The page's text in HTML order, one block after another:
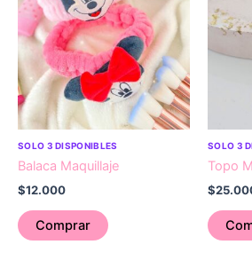
SOLO 3 DISPONIBLES
Balaca Maquillaje
$12.000
Comprar
SOLO 3
Topo
$